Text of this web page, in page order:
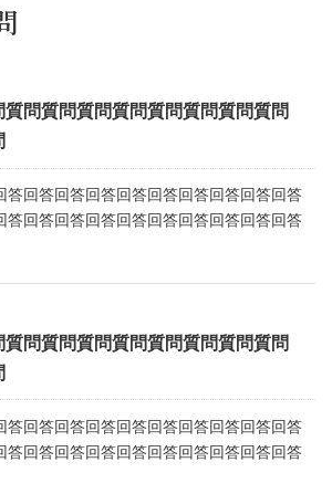
問質問質問質問質問質問質問質問
答回答回答回答回答回答回答回答回答回答
答回答回答回答回答回答回答回答回答回答
問質問質問質問質問質問質問質問
答回答回答回答回答回答回答回答回答回答
答回答回答回答回答回答回答回答回答回答